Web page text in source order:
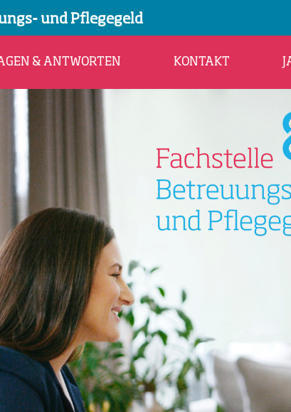
und Pflegegeld
& ANTWORTEN KONTAKT